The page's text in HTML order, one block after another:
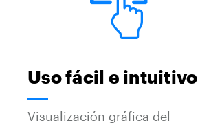
Uso fácil e intuitivo
Visualización gráfica del